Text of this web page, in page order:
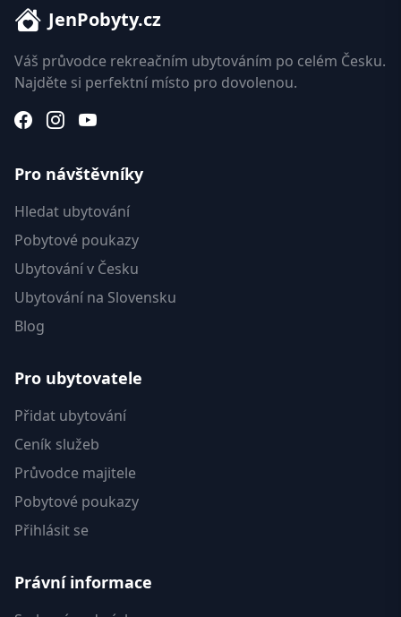
JenPobyty.cz
Váš průvodce rekreačním ubytováním po celém Česku.
Najděte si perfektní místo pro dovolenou.
Pro návštěvníky
Hledat ubytování
Pobytové poukazy
Ubytování v Česku
Ubytování na Slovensku
Blog
Pro ubytovatele
Přidat ubytování
Ceník služeb
Průvodce majitele
Pobytové poukazy
Přihlásit se
Právní informace